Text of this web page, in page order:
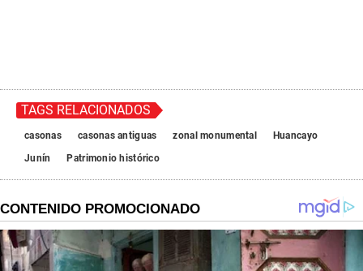
TAGS RELACIONADOS
casonas casonas antiguas zonal monumental
Huancayo
Junín
Patrimonio histórico